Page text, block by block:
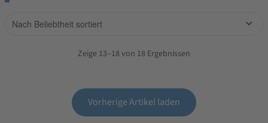
Zeige 13–18 von 18 Ergebnissen
Vorherige Artikel laden